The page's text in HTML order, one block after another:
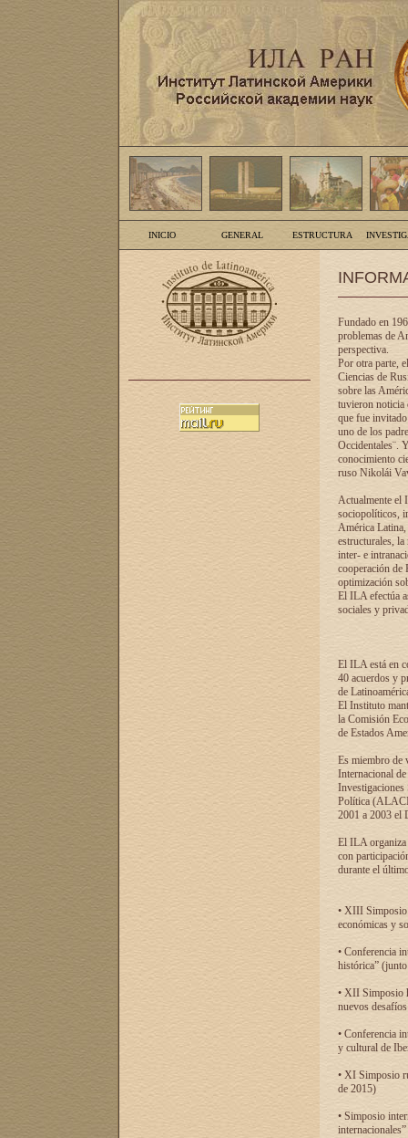
INICIO GENERAL ESTRUCTURA
Fundado en
problemas de
perspectiva.
Por otra parte,
Ciencias de
sobre las
tuvieron noticia
que fue
uno de los
Occidentales¨.
conocimiento
ruso Nikolái
Actualmente el
sociopolíticos,
América Latina,
estructurales,
inter- e
cooperación de
optimización
El ILA efectúa
sociales y
El ILA está en
40 acuerdos y
de
El Instituto
la Comisión
de Estados
Es miembro de
Internacional
Investigaciones
Política
2001 a 2003 el
El ILA organiza
con
durante el
• XIII Simposio
económicas y
• Conferencia
histórica”
• XII Simposio
nuevos
• Conferencia
y cultural de
• XI Simposio
de 2015)
• Simposio